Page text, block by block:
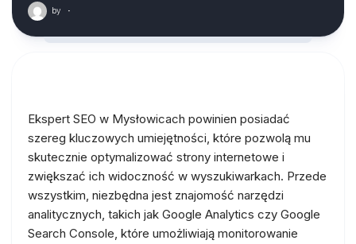
by ·
Ekspert SEO w Mysłowicach powinien posiadać
szereg kluczowych umiejętności, które pozwolą mu
skutecznie optymalizować strony internetowe i
zwiększać ich widoczność w wyszukiwarkach. Przede
wszystkim, niezbędna jest znajomość narzędzi
analitycznych, takich jak Google Analytics czy Google
Search Console, które umożliwiają monitorowanie